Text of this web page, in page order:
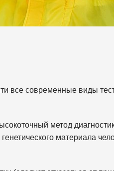
все современные виды
метод
материала